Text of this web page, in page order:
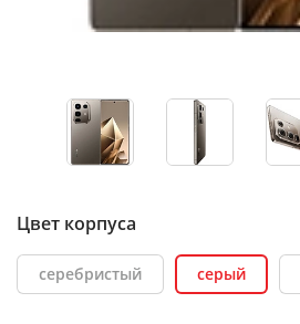
Цвет корпуса
серебристый серый